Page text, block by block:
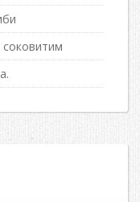
соковитим